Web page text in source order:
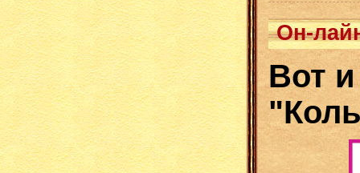
Он-
Вот